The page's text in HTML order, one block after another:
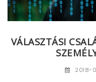
VÁLASZTÁSI
2018-